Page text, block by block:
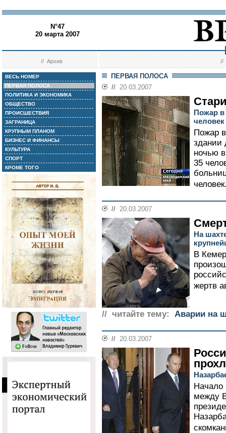
N°47
20 марта 2007
//Архив //
ВЕСЬ НОМЕР
ПЕРВАЯ ПОЛОСА
ПОЛИТИКА И ЭКОНОМИКА
ОБЩЕСТВО
ПРОИСШЕСТВИЯ
ЗАГРАНИЦА
КРУПНЫМ ПЛАНОМ
БИЗНЕС И ФИНАНСЫ
КУЛЬТУРА
СПОРТ
КРОМЕ ТОГО
ПЕРВАЯ ПОЛОСА
// 20.03.2007
Пожар в
человек
Пожар
здании
ночью
35
// 20.03.2007
На
В
жертв
// читайте тему: Аварии на
// 20.03.2007
Начало
между